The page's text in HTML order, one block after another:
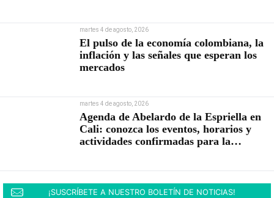
martes 4 de agosto, 2026
El pulso de la economía colombiana, la
inflación y las señales que esperan los
mercados
martes 4 de agosto, 2026
Agenda de Abelardo de la Espriella en
Cali: conozca los eventos, horarios y
actividades confirmadas para la
¡SUSCRÍBETE A NUESTRO BOLETÍN DE NOTICIAS!